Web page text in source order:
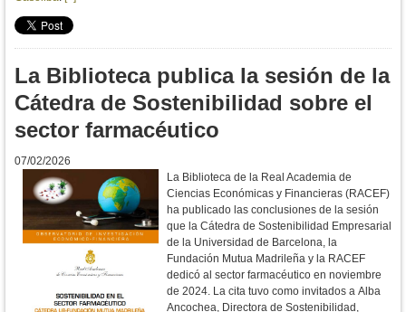
La Biblioteca publica la sesión de la
Cátedra de Sostenibilidad sobre el
sector farmacéutico
07/02/2026
La Biblioteca de la Real Academia de
Ciencias Económicas y Financieras (RACEF)
ha publicado las conclusiones de la sesión
que la Cátedra de Sostenibilidad Empresarial
de la Universidad de Barcelona, la
Fundación Mutua Madrileña y la RACEF
dedicó al sector farmacéutico en noviembre
de 2024. La cita tuvo como invitados a Alba
Ancochea, Directora de Sostenibilidad,